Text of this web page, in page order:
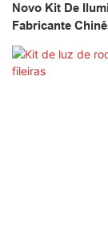
Novo Kit De
Fabricante